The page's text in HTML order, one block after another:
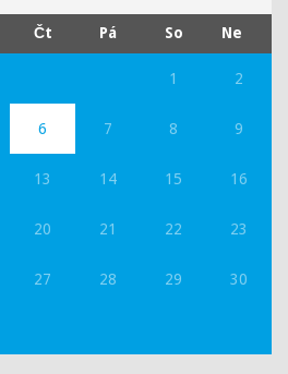
Čt Pá So Ne
1 2
6 7 8 9
13 14 15 16
20 21 22 23
27 28 29 30